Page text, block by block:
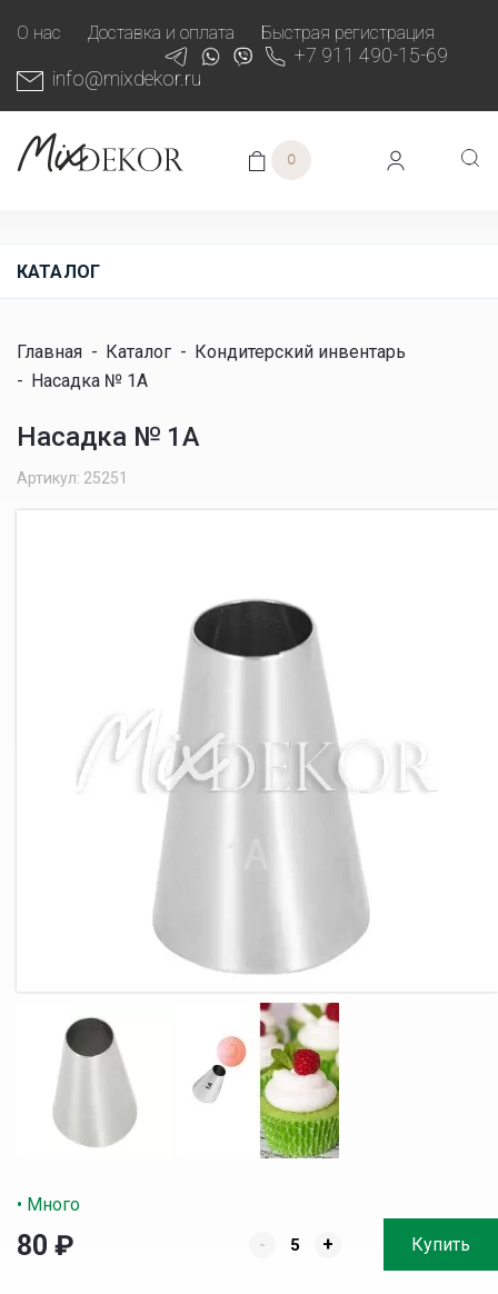
О нас Доставка и оплата Быстрая регистрация
+7 911 490-15-69
info@mixdekor.ru
0
КАТАЛОГ
Главная - Каталог - Кондитерский инвентарь
- Насадка № 1A
Насадка № 1A
Артикул: 25251
• Много
80 ₽ - + Купить